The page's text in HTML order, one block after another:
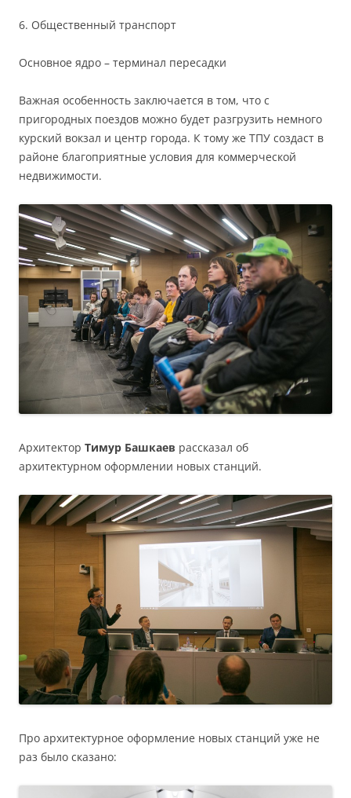
6. Общественный транспорт
Основное ядро – терминал пересадки
Важная особенность заключается в том, что с
пригородных поездов можно будет разгрузить немного
курский вокзал и центр города. К тому же ТПУ создаст в
районе благоприятные условия для коммерческой
недвижимости.
Архитектор Тимур Башкаев рассказал об
архитектурном оформлении новых станций.
Про архитектурное оформление новых станций уже не
раз было сказано: